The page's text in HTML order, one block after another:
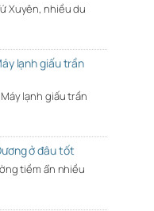
Xuyên, nhiều du
lạnh giấu trần
lạnh giấu trần
ở đâu tốt
tiềm ẩn nhiều